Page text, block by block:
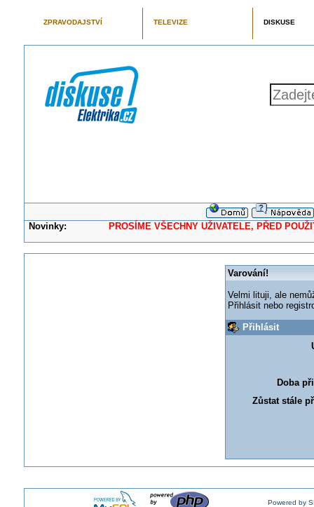
ZPRAVODAJSTVÍ TELEVIZE DISKUSE
Novinky: PROSÍME VŠECHNY UŽIVATELE, PŘED
Varování!
Velmi lituji, ale
Přihlásit nebo
Přihlásit
Doba
Zůstat stále
Powered by